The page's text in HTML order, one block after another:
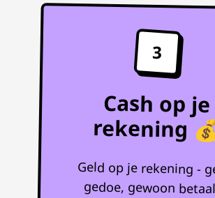
3
Cash op je
rekening
Geld op je rekening -
gedoe, gewoon